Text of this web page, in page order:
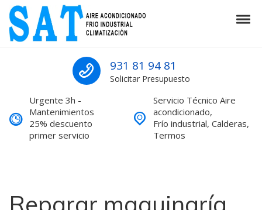
Skip to navigation
Skip to content
SAT Aire acondicionado Barcelona
SAT Aire acondicionado Barcelona Servicio Técnico
931 81 94 81
Solicitar Presupuesto
Urgente 3h -
Mantenimientos
25% descuento
primer servicio
Servicio Técnico Aire
acondicionado,
Frío industrial, Calderas,
Termos
Reparar maquinaría